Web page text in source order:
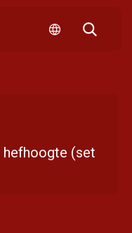
hefhoogte (set